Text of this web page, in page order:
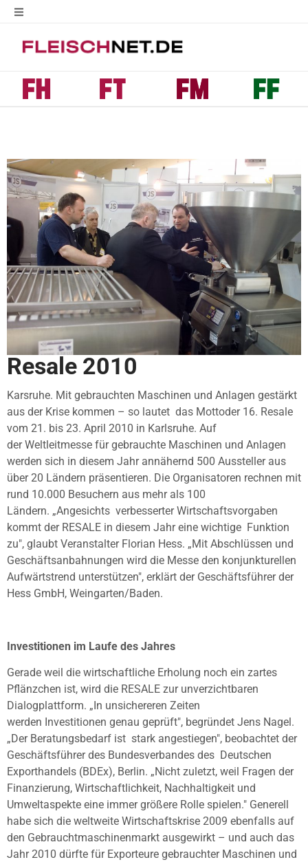
Resale 2010
Karsruhe. Mit gebrauchten Maschinen und Anlagen gestärkt
aus der Krise kommen – so lautet das Mottoder 16. Resale
vom 21. bis 23. April 2010 in Karlsruhe. Auf
der Weltleitmesse für gebrauchte Maschinen und Anlagen
werden sich in diesem Jahr annähernd 500 Aussteller aus
über 20 Ländern präsentieren. Die Organisatoren rechnen mit
rund 10.000 Besuchern aus mehr als 100
Ländern. „Angesichts verbesserter Wirtschaftsvorgaben
kommt der RESALE in diesem Jahr eine wichtige Funktion
zu", glaubt Veranstalter Florian Hess. „Mit Abschlüssen und
Geschäftsanbahnungen wird die Messe den konjunkturellen
Aufwärtstrend unterstützen", erklärt der Geschäftsführer der
Hess GmbH, Weingarten/Baden.
Investitionen im Laufe des Jahres
Gerade weil die wirtschaftliche Erholung noch ein zartes
Pflänzchen ist, wird die RESALE zur unverzichtbaren
Dialogplattform. „In unsichereren Zeiten
werden Investitionen genau geprüft", begründet Jens Nagel.
„Der Beratungsbedarf ist stark angestiegen", beobachtet der
Geschäftsführer des Bundesverbandes des Deutschen
Exporthandels (BDEx), Berlin. „Nicht zuletzt, weil Fragen der
Finanzierung, Wirtschaftlichkeit, Nachhaltigkeit und
Umweltaspekte eine immer größere Rolle spielen." Generell
habe sich die weltweite Wirtschaftskrise 2009 ebenfalls auf
den Gebrauchtmaschinenmarkt ausgewirkt – und auch das
Jahr 2010 dürfte für Exporteure gebrauchter Maschinen und